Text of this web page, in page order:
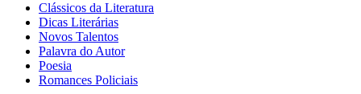
Clássicos da Literatura
Dicas Literárias
Novos Talentos
Palavra do Autor
Poesia
Romances Policiais